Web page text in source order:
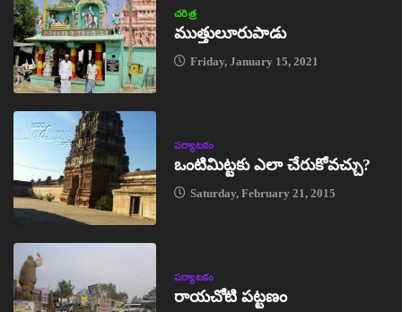
చరిత్ర
ముత్తులూరుపాడు
Friday, January 15, 2021
పర్యాటకం
ఒంటిమిట్టకు ఎలా చేరుకోవచ్చు?
Saturday, February 21, 2015
పర్యాటకం
రాయచోటి పట్టణం